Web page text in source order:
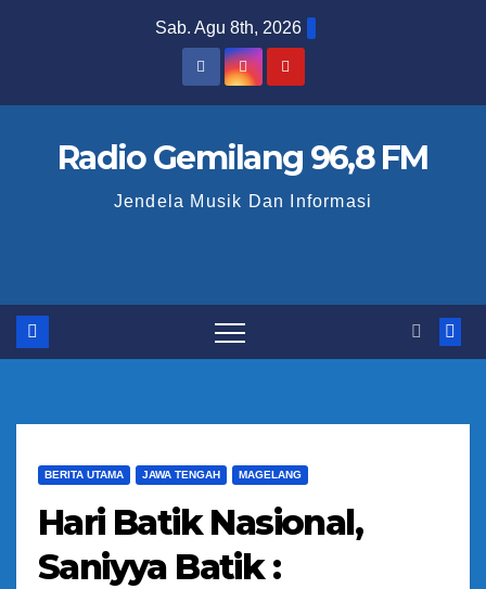
t
Sab. Agu 8th, 2026
Radio Gemilang 96,8 FM
Jendela Musik Dan Informasi
BERITA UTAMA JAWA TENGAH MAGELANG
Hari Batik Nasional,
Saniyya Batik :